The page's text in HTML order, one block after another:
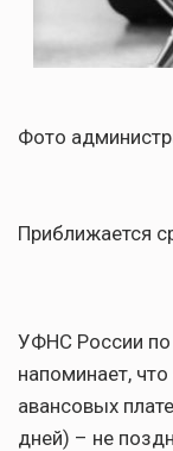
Фото
Приближается
УФНС России по
напоминает,
авансовых
дней) – не